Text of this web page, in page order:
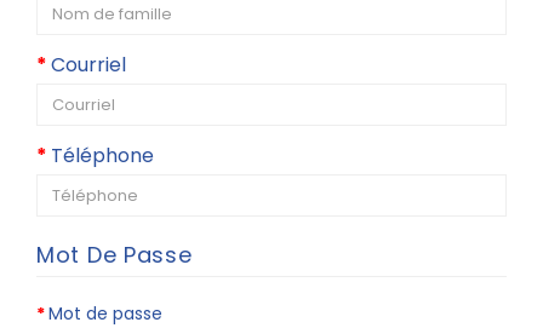
Courriel
Téléphone
Mot De Passe
Mot de passe